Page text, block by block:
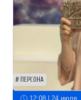
ПЕРСОНА
12:08 | 24 июля